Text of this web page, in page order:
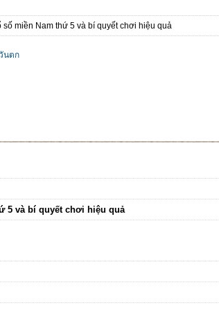
số miền Nam thứ 5 và bí quyết chơi hiệu quả
นตก
5 và bí quyết chơi hiệu quả